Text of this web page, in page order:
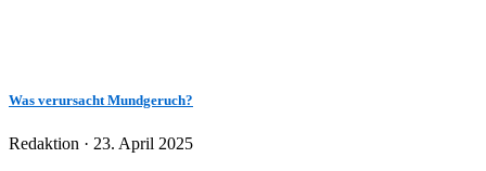
Was verursacht Mundgeruch?
Redaktion · Veröffentlicht
23. April 2025